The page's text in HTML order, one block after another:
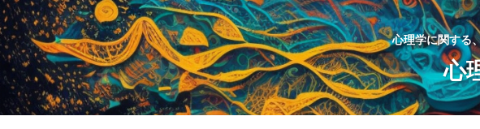
心理学に関する
心